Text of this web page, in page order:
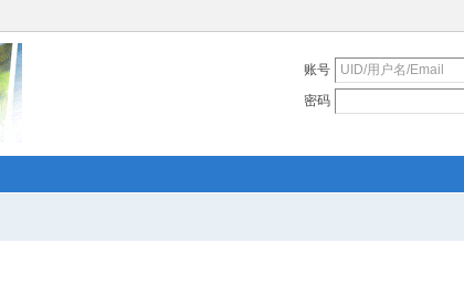
账号
密码